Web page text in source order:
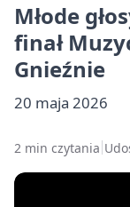
Młode
finał
Gnieźnie
20 maja 2026
2 min czytania